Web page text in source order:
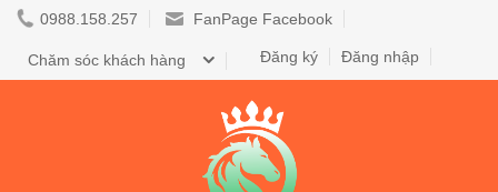
0988.158.257 FanPage Facebook
Đăng nhập
Đăng ký
Chăm sóc khách hàng